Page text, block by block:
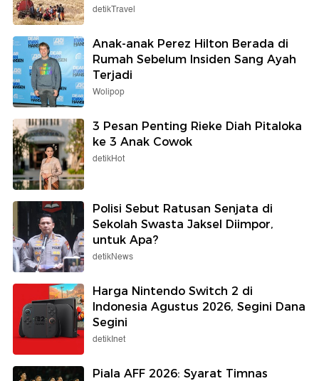
detikTravel
Anak-anak Perez Hilton Berada di
Rumah Sebelum Insiden Sang Ayah
Terjadi
Wolipop
3 Pesan Penting Rieke Diah Pitaloka
ke 3 Anak Cowok
detikHot
Polisi Sebut Ratusan Senjata di
Sekolah Swasta Jaksel Diimpor,
untuk Apa?
detikNews
Harga Nintendo Switch 2 di
Indonesia Agustus 2026, Segini Dana
Segini
detikInet
Piala AFF 2026: Syarat Timnas